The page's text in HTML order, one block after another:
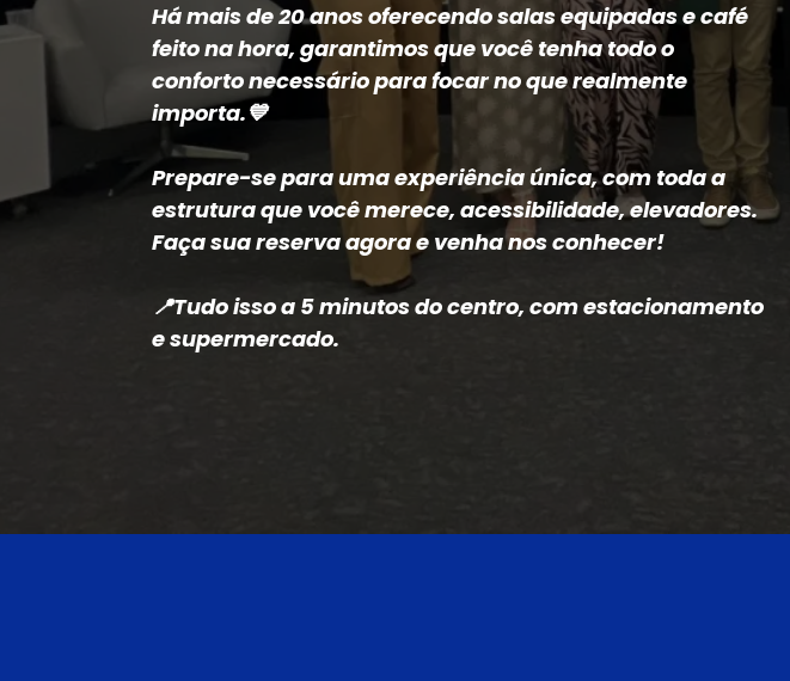
Há mais de 20 anos oferecendo salas equipadas e café
feito na hora, garantimos que você tenha todo o
conforto necessário para focar no que realmente
importa.💙
Prepare-se para uma experiência única, com toda a
estrutura que você merece, acessibilidade, elevadores.
Faça sua reserva agora e venha nos conhecer!
📍Tudo isso a 5 minutos do centro, com estacionamento
e supermercado.